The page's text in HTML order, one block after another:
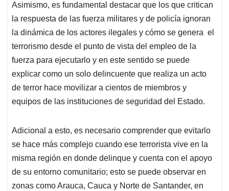
Asimismo, es fundamental destacar que los que critican
la respuesta de las fuerza militares y de policía ignoran
la dinámica de los actores ilegales y cómo se genera el
terrorismo desde el punto de vista del empleo de la
fuerza para ejecutarlo y en este sentido se puede
explicar como un solo delincuente que realiza un acto
de terror hace movilizar a cientos de miembros y
equipos de las instituciones de seguridad del Estado.
Adicional a esto, es necesario comprender que evitarlo
se hace más complejo cuando ese terrorista vive en la
misma región en donde delinque y cuenta con el apoyo
de su entorno comunitario; esto se puede observar en
zonas como Arauca, Cauca y Norte de Santander, en